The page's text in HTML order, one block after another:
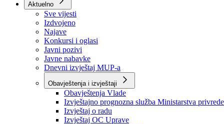
Aktuelno
Sve vijesti
Izdvojeno
Najave
Konkursi i oglasi
Javni pozivi
Javne nabavke
Dnevni izvještaj MUP-a
Obavještenja i izvještaji
Obavještenja Vlade